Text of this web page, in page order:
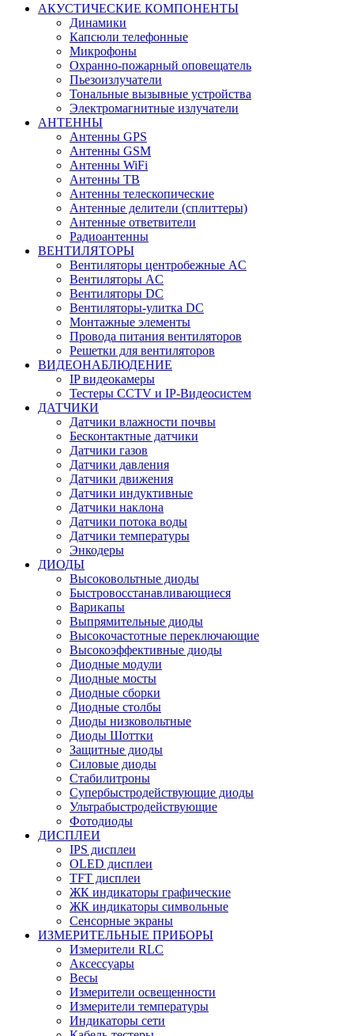
АКУСТИЧЕСКИЕ КОМПОНЕНТЫ
Динамики
Капсюли телефонные
Микрофоны
Охранно-пожарный оповещатель
Пьезоизлучатели
Тональные вызывные устройства
Электромагнитные излучатели
АНТЕННЫ
Антенны GPS
Антенны GSM
Антенны WiFi
Антенны ТВ
Антенны телескопические
Антенные делители (сплиттеры)
Антенные ответвители
Радиоантенны
ВЕНТИЛЯТОРЫ
Вентиляторы центробежные AC
Вентиляторы AC
Вентиляторы DC
Вентиляторы-улитка DC
Монтажные элементы
Провода питания вентиляторов
Решетки для вентиляторов
ВИДЕОНАБЛЮДЕНИЕ
IP видеокамеры
Тестеры CCTV и IP-Видеосистем
ДАТЧИКИ
Датчики влажности почвы
Бесконтактные датчики
Датчики газов
Датчики давления
Датчики движения
Датчики индуктивные
Датчики наклона
Датчики потока воды
Датчики температуры
Энкодеры
ДИОДЫ
Высоковольтные диоды
Быстровосстанавливающиеся
Варикапы
Выпрямительные диоды
Высокочастотные переключающие
Высокоэффективные диоды
Диодные модули
Диодные мосты
Диодные сборки
Диодные столбы
Диоды низковольтные
Диоды Шоттки
Защитные диоды
Силовые диоды
Стабилитроны
Супербыстродействующие диоды
Ультрабыстродействующие
Фотодиоды
ДИСПЛЕИ
IPS дисплеи
OLED дисплеи
TFT дисплеи
ЖК индикаторы графические
ЖК индикаторы символьные
Сенсорные экраны
ИЗМЕРИТЕЛЬНЫЕ ПРИБОРЫ
Измерители RLC
Аксессуары
Весы
Измерители освещенности
Измерители температуры
Индикаторы сети